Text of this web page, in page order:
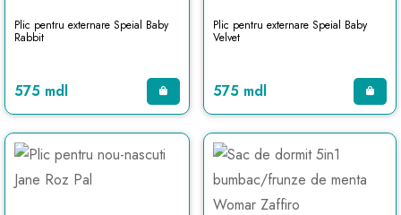
Plic pentru externare Speial Baby
Rabbit
575 mdl
Plic pentru externare Speial Baby
Velvet
575 mdl